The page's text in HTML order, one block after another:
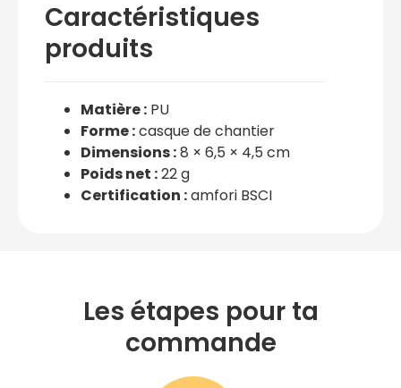
Caractéristiques
produits
Matière : PU
Forme :casque de chantier
Dimensions :8 × 6,5 × 4,5 cm
Poids net :22 g
Certification :amfori BSCI
Les étapes pour ta
commande